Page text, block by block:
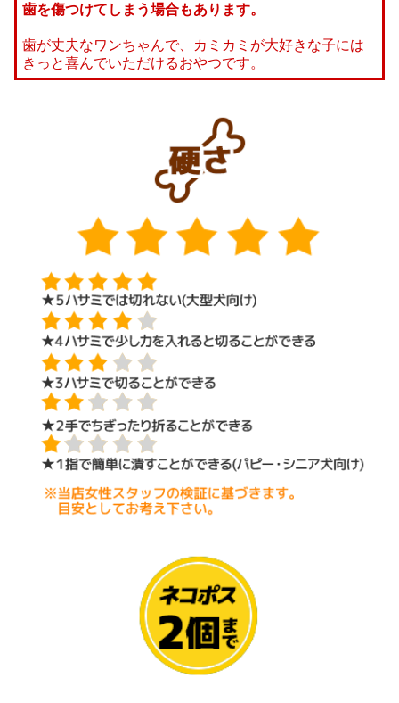
歯を傷つけてしまう場合もあります。
歯が丈夫なワンちゃんで、カミカミが大好きな子には
きっと喜んでいただけるおやつです。